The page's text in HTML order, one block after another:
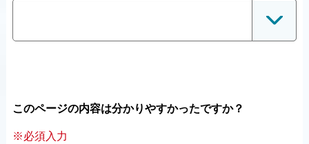
このページの内容は分かりやすかったですか？
※必須入力